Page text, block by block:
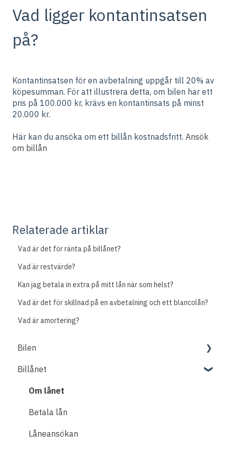
Vad ligger kontantinsatsen
på?
Kontantinsatsen för en avbetalning uppgår till 20% av
köpesumman. För att illustrera detta, om bilen har ett
pris på 100.000 kr, krävs en kontantinsats på minst
20.000 kr.
Här kan du ansöka om ett billån kostnadsfritt. Ansök
om billån
Relaterade artiklar
Vad är det för ränta på billånet?
Vad är restvärde?
Kan jag betala in extra på mitt lån när som helst?
Vad är det för skillnad på en avbetalning och ett blancolån?
Vad är amortering?
Bilen
Fordon
Billånet
Om lånet
Betala lån
Låneansökan